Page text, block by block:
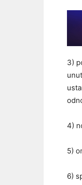
3)
4)
5)
6)